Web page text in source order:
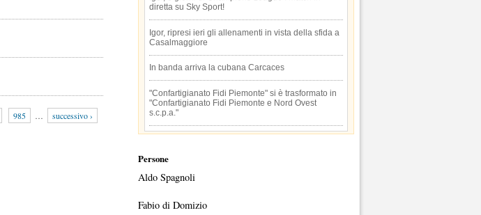
985 …
successivo ›
diretta su Sky Sport!
Igor, ripresi ieri gli allenamenti in vista della sfida a
Casalmaggiore
In banda arriva la cubana Carcaces
"Confartigianato Fidi Piemonte" si è trasformato in
"Confartigianato Fidi Piemonte e Nord Ovest
s.c.p.a."
Persone
Aldo Spagnoli
Fabio di Domizio